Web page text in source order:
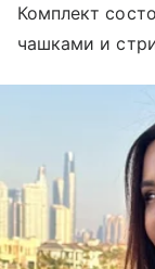
Комплект
чашками и